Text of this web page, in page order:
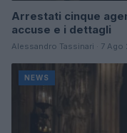
Arrestati cinque
accuse e i dettagli
Alessandro Tassinari · 7 Ago
NEWS